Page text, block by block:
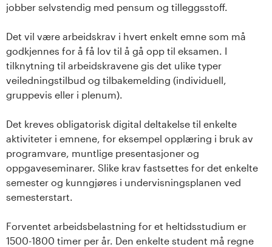
jobber selvstendig med pensum og tilleggsstoff.
Det vil være arbeidskrav i hvert enkelt emne som må
godkjennes for å få lov til å gå opp til eksamen. I
tilknytning til arbeidskravene gis det ulike typer
veiledningstilbud og tilbakemelding (individuell,
gruppevis eller i plenum).
Det kreves obligatorisk digital deltakelse til enkelte
aktiviteter i emnene, for eksempel opplæring i bruk av
programvare, muntlige presentasjoner og
oppgaveseminarer. Slike krav fastsettes for det enkelte
semester og kunngjøres i undervisningsplanen ved
semesterstart.
Forventet arbeidsbelastning for et heltidsstudium er
1500-1800 timer per år. Den enkelte student må regne